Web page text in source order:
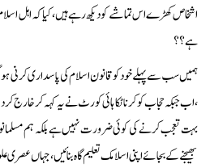
اشخاص کھڑے اس تماشے کو دیکھ رہے ہیں ، کیا کہ اہل
ہے ؟؟
ہمیں سب سے پہلے خود کو قانون اسلام کی پاسداری کرنی
، اب جبکہ حجاب کو کرناٹکا ہائی کورٹ نے یہ کہہ کر خارج
بہت تعجب کرنے کی کوئی ضرورت نہیں ہے بلکہ ہم
بھیجنے کے بجائے اپنی اسلامک تعلیم گاہ بنائیں ، جہاں عصری